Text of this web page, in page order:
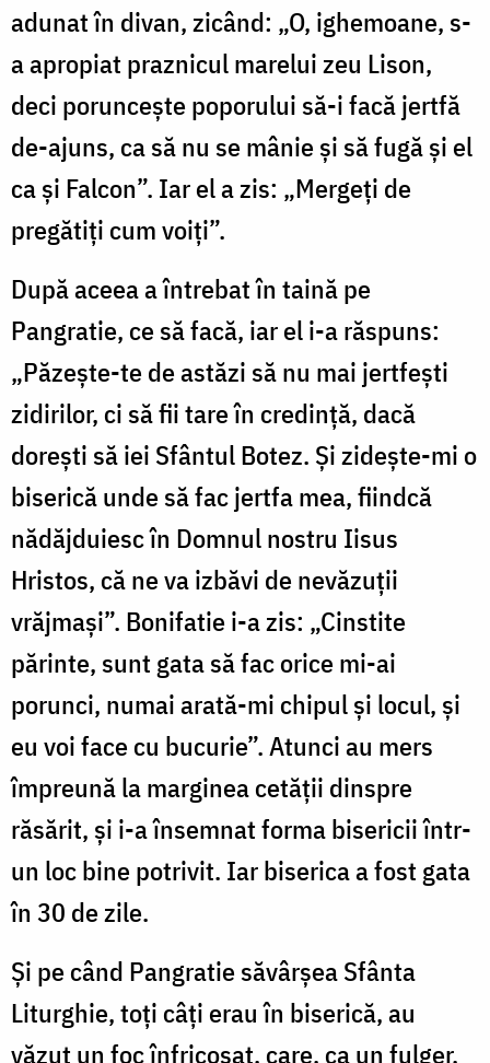
adunat în divan, zicând: „O, ighemoane, s-
a apropiat praznicul marelui zeu Lison,
deci poruncește poporului să-i facă jertfă
de-ajuns, ca să nu se mânie și să fugă și el
ca și Falcon”. Iar el a zis: „Mergeți de
pregătiți cum voiți”.
După aceea a întrebat în taină pe
Pangratie, ce să facă, iar el i-a răspuns:
„Păzește-te de astăzi să nu mai jertfești
zidirilor, ci să fii tare în credință, dacă
dorești să iei Sfântul Botez. Și zidește-mi o
biserică unde să fac jertfa mea, fiindcă
nădăjduiesc în Domnul nostru Iisus
Hristos, că ne va izbăvi de nevăzuții
vrăjmași”. Bonifatie i-a zis: „Cinstite
părinte, sunt gata să fac orice mi-ai
porunci, numai arată-mi chipul și locul, și
eu voi face cu bucurie”. Atunci au mers
împreună la marginea cetății dinspre
răsărit, și i-a însemnat forma bisericii într-
un loc bine potrivit. Iar biserica a fost gata
în 30 de zile.
Și pe când Pangratie săvârșea Sfânta
Liturghie, toți câți erau în biserică, au
văzut un foc înfricoșat, care, ca un fulger,